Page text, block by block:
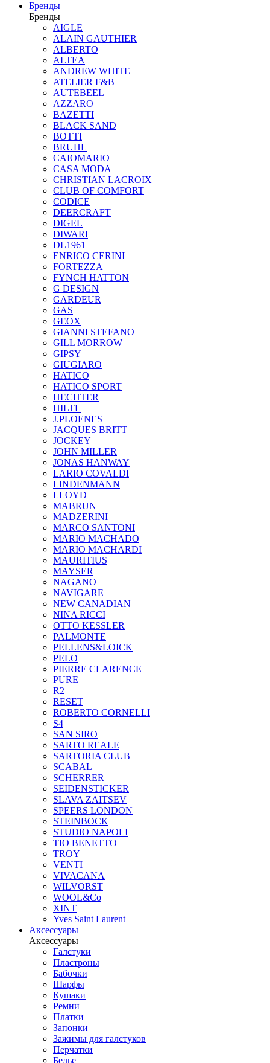
Бренды
Бренды
AIGLE
ALAIN GAUTHIER
ALBERTO
ALTEA
ANDREW WHITE
ATELIER F&B
AUTEBEEL
AZZARO
BAZETTI
BLACK SAND
BOTTI
BRUHL
CAIOMARIO
CASA MODA
CHRISTIAN LACROIX
CLUB OF COMFORT
CODICE
DEERCRAFT
DIGEL
DIWARI
DL1961
ENRICO CERINI
FORTEZZA
FYNCH HATTON
G DESIGN
GARDEUR
GAS
GEOX
GIANNI STEFANO
GILL MORROW
GIPSY
GIUGIARO
HATICO
HATICO SPORT
HECHTER
HILTL
J.PLOENES
JAСQUES BRITT
JOCKEY
JOHN MILLER
JONAS HANWAY
LARIO COVALDI
LINDENMANN
LLOYD
MABRUN
MADZERINI
MARCO SANTONI
MARIO MACHADO
MARIO MACHARDI
MAURITIUS
MAYSER
NAGANO
NAVIGARE
NEW CANADIAN
NINA RICCI
OTTO KESSLER
PALMONTE
PELLENS&LOICK
PELO
PIERRE CLARENCE
PURE
R2
RESET
ROBERTO CORNELLI
S4
SAN SIRO
SARTO REALE
SARTORIA CLUB
SCABAL
SCHERRER
SEIDENSTICKER
SLAVA ZAITSEV
SPEERS LONDON
STEINBOCK
STUDIO NAPOLI
TIO BENETTO
TROY
VENTI
VIVACANA
WILVORST
WOOL&Co
XINT
Yves Saint Laurent
Аксессуары
Аксессуары
Галстуки
Пластроны
Бабочки
Шарфы
Кушаки
Ремни
Платки
Запонки
Зажимы для галстуков
Перчатки
Белье